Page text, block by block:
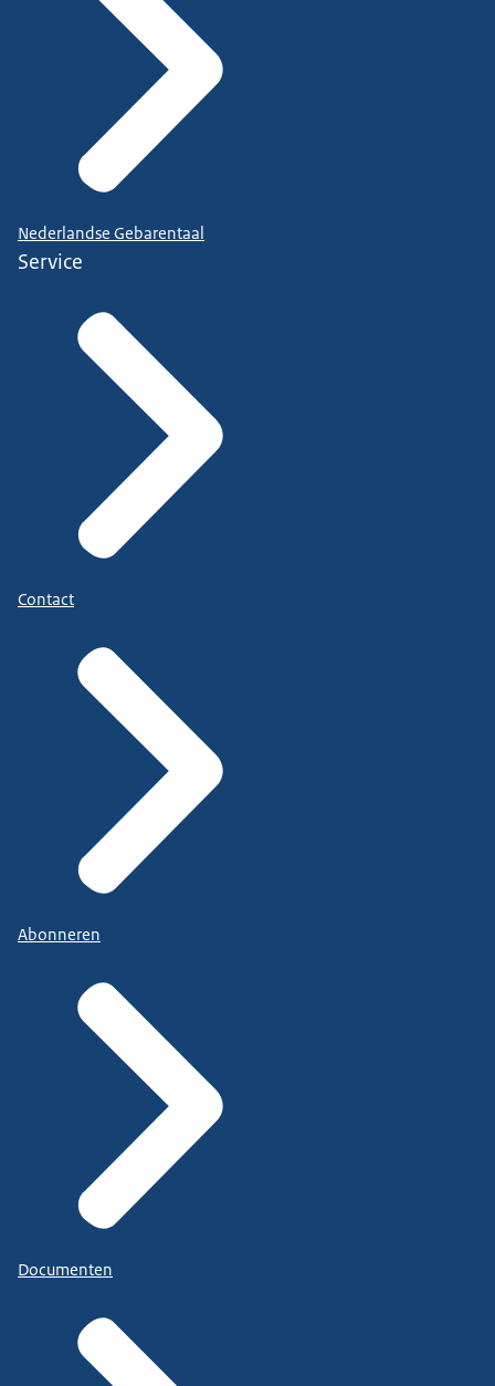
Nederlandse Gebarentaal
Service
Contact
Abonneren
Documenten